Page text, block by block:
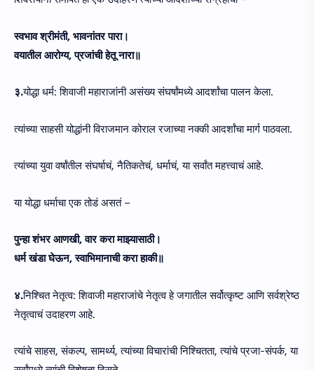
स्वभाव श्रीमंती, भावनांतर पारा।
वयातील आरोग्य, प्रजांची हेतू नारा॥
३.योद्धा धर्म: शिवाजी महाराजांनी असंख्य संघर्षांमध्ये आदर्शांचा पालन केला.
त्यांच्या साहसी योद्धांनी विराजमान कोराल रजाच्या नक्की आदर्शांचा मार्ग पाठवला.
त्यांच्या युवा वर्षांतील संघर्षाचं, नैतिकतेचं, धर्माचं, या सर्वांत महत्त्वाचं आहे.
या योद्धा धर्माचा एक तोडं असतं –
पुन्हा शंभर आणखी, वार करा माझ्यासाठी।
धर्म खंडा घेऊन, स्वाभिमानाची करा हाकी॥
४.निश्चित नेतृत्व: शिवाजी महाराजांचे नेतृत्व हे जगातील सर्वोत्कृष्ट आणि सर्वश्रेष्ठ
नेतृत्वाचं उदाहरण आहे.
त्यांचे साहस, संकल्प, सामर्थ्य, त्यांच्या विचारांची निश्चितता, त्यांचे प्रजा-संपर्क, या